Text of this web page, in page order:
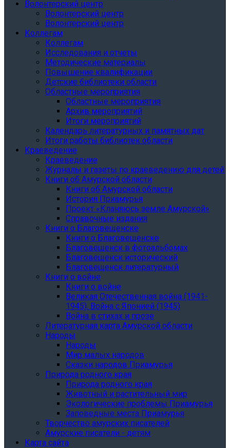
Волонтерский центр
Волонтерский центр
Волонтерский центр
Коллегам
Коллегам
Исследования и отчеты
Методические материалы
Повышение квалификации
Детские библиотеки области
Областные мероприятия
Областные мероприятия
Архив мероприятий
Итоги мероприятий
Календарь литературных и памятных дат
Итоги работы библиотек области
Краеведение
Краеведение
Журналы и газеты по краеведению для детей
Книги об Амурской области
Книги об Амурской области
История Приамурья
Проект «Кланяюсь земле Амурской»
Справочные издания
Книги о Благовещенске
Книги о Благовещенске
Благовещенск в фотоальбомах
Благовещенск исторический
Благовещенск литературный
Книги о войне
Книги о войне
Великая Отечественная война (1941-
1945). Война с Японией (1945)
Война в стихах и прозе
Литературная карта Амурской области
Народы
Народы
Мир малых народов
Сказки народов Приамурья
Природа родного края
Природа родного края
Животный и растительный мир
Экологические проблемы Приамурья
Заповедные места Приамурья
Творчество амурских писателей
Амурские писатели - детям
Карта сайта